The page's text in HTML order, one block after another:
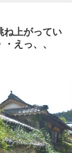
ね上がってい
えっ、、